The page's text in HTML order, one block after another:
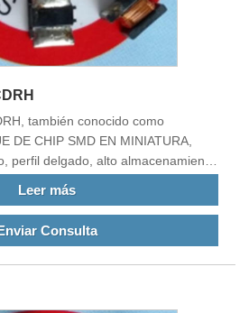
también conocido como
DE CHIP SMD EN MINIATURA,
perfil delgado, alto almacenamiento
bajo precio, instalación automática
Leer más
Consulta